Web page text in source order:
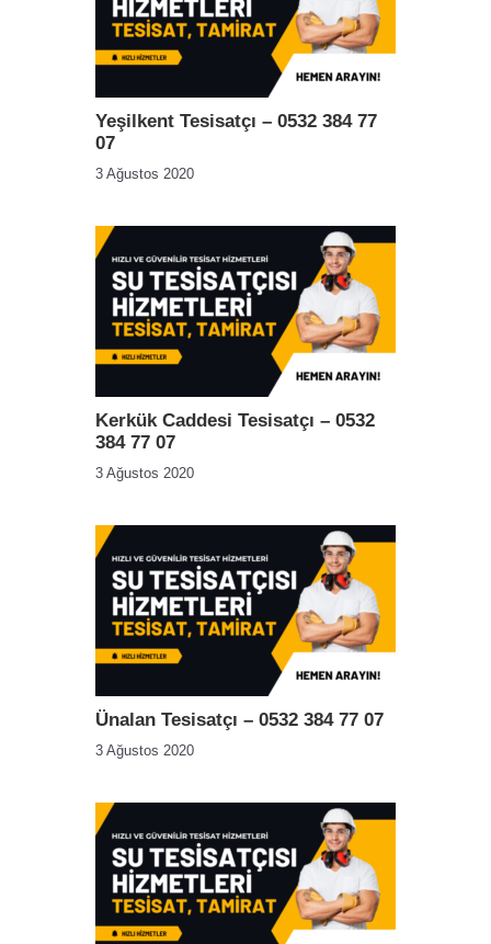
Yeşilkent Tesisatçı – 0532 384 77
07
3 Ağustos 2020
Kerkük Caddesi Tesisatçı – 0532
384 77 07
3 Ağustos 2020
Ünalan Tesisatçı – 0532 384 77 07
3 Ağustos 2020